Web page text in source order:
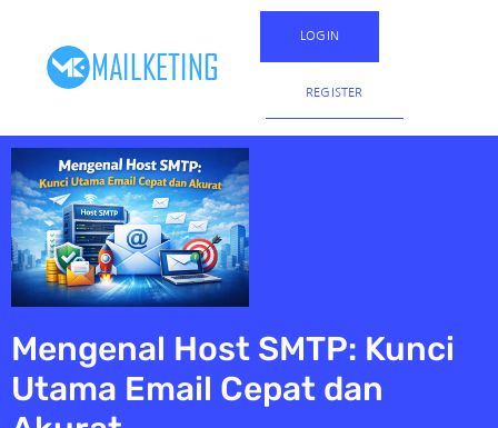
LOGIN
REGISTER
Mengenal Host SMTP: Kunci
Utama Email Cepat dan